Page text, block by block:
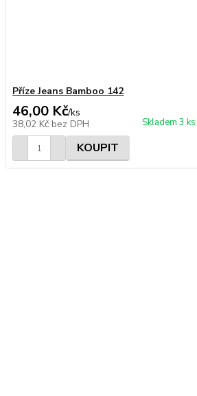
Příze Jeans Bamboo 142
46,00 Kč/ks
38,02 Kč bez DPH Skladem 3 ks
KOUPIT